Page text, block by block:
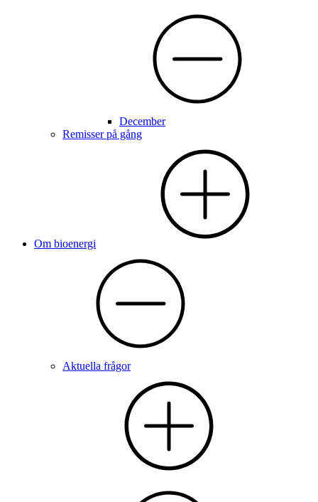
December
Remisser på gång
Om bioenergi
Aktuella frågor